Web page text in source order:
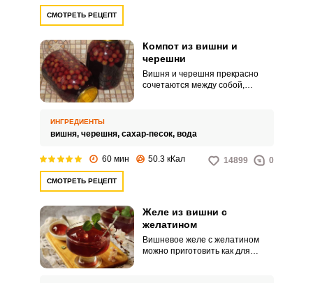
СМОТРЕТЬ РЕЦЕПТ
Компот из вишни и
черешни
Вишня и черешня прекрасно
сочетаются между собой,
летний сезон заготовить этот
аппетитный компотик и
ИНГРЕДИЕНТЫ
вишня, черешня, сахар-песок, вода
60 мин 50.3 кКал 14899 0
СМОТРЕТЬ РЕЦЕПТ
Желе из вишни с
желатином
Вишневое желе с желатином
можно приготовить как для